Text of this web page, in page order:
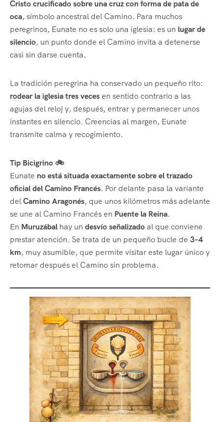
Cristo crucificado sobre una cruz con forma de pata de
oca, símbolo ancestral del Camino. Para muchos
peregrinos, Eunate no es solo una iglesia: es un lugar de
silencio, un punto donde el Camino invita a detenerse
casi sin darse cuenta.
La tradición peregrina ha conservado un pequeño rito:
rodear la iglesia tres vecesen sentido contrario a las
agujas del reloj y, después, entrar y permanecer unos
instantes en silencio. Creencias al margen, Eunate
transmite calma y recogimiento.
Tip Bicigrino 🚲
Eunate no está situada exactamente sobre el trazado
oficial del Camino Francés. Por delante pasa la variante
delCamino Aragonés, que unos kilómetros más adelante
se une al Camino Francés en Puente la Reina.
En Muruzábal hay un desvío señalizadoal que conviene
prestar atención. Se trata de un pequeño bucle de 3–4
km, muy asumible, que permite visitar este lugar único y
retomar después el Camino sin problema.